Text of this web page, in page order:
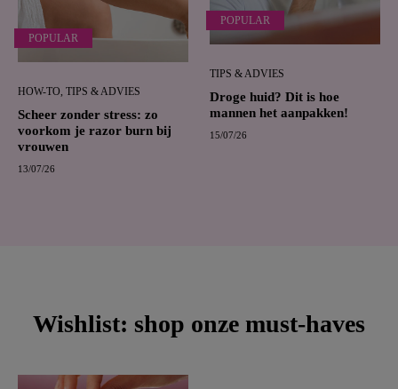
POPULAR
HOW-TO, TIPS & ADVIES
Scheer zonder stress: zo
voorkom je razor burn bij
vrouwen
13/07/26
POPULAR
TIPS & ADVIES
Droge huid? Dit is hoe
mannen het aanpakken!
15/07/26
Wishlist: shop onze must-haves